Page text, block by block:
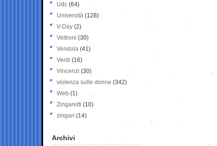
Udc (64)
Università (128)
V-Day (2)
Veltroni (30)
Vendola (41)
Verdi (16)
Vincenzi (30)
violenza sulle donne (342)
Web (1)
Zingaretti (10)
zingari (14)
Archivi